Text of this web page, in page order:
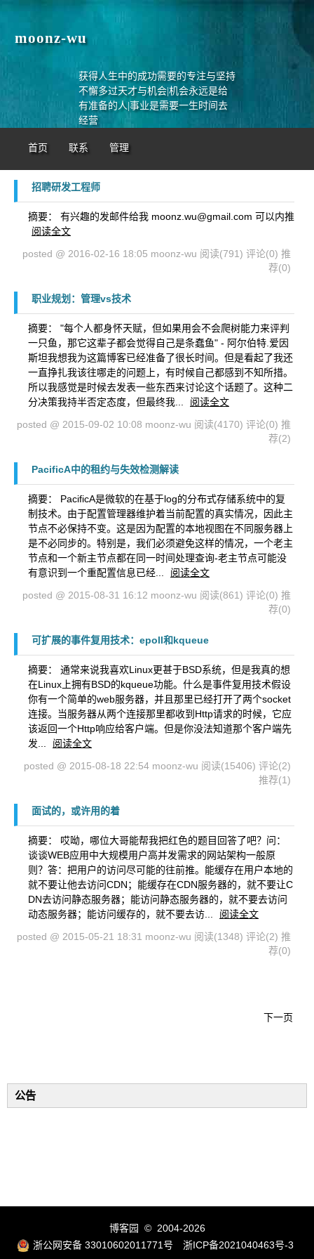
moonz-wu
获得人生中的成功需要的专注与坚持
不懈多过天才与机会|机会永远是给
有准备的人|事业是需要一生时间去
经营
首页 联系 管理
招聘研发工程师
摘要： 有兴趣的发邮件给我 moonz.wu@gmail.com 可以内推
阅读全文
posted @ 2016-02-16 18:05 moonz-wu 阅读(791) 评论(0) 推
荐(0)
职业规划：管理vs技术
摘要： "每个人都身怀天赋，但如果用会不会爬树能力来评判
一只鱼，那它这辈子都会觉得自己是条蠢鱼" - 阿尔伯特.爱因
斯坦我想我为这篇博客已经准备了很长时间。但是看起了我还
一直挣扎我该往哪走的问题上，有时候自己都感到不知所措。
所以我感觉是时候去发表一些东西来讨论这个话题了。这种二
分决策我持半否定态度，但最终我...
阅读全文
posted @ 2015-09-02 10:08 moonz-wu 阅读(4170) 评论(0) 推
荐(2)
PacificA中的租约与失效检测解读
摘要： PacificA是微软的在基于log的分布式存储系统中的复
制技术。由于配置管理器维护着当前配置的真实情况，因此主
节点不必保持不变。这是因为配置的本地视图在不同服务器上
是不必同步的。特别是，我们必须避免这样的情况，一个老主
节点和一个新主节点都在同一时间处理查询-老主节点可能没
有意识到一个重配置信息已经...
阅读全文
posted @ 2015-08-31 16:12 moonz-wu 阅读(861) 评论(0) 推
荐(0)
可扩展的事件复用技术：epoll和kqueue
摘要： 通常来说我喜欢Linux更甚于BSD系统，但是我真的想
在Linux上拥有BSD的kqueue功能。什么是事件复用技术假设
你有一个简单的web服务器，并且那里已经打开了两个socket
连接。当服务器从两个连接那里都收到Http请求的时候，它应
该返回一个Http响应给客户端。但是你没法知道那个客户端先
发...
阅读全文
posted @ 2015-08-18 22:54 moonz-wu 阅读(15406) 评论(2)
推荐(1)
面试的，或许用的着
摘要： 哎呦，哪位大哥能帮我把红色的题目回答了吧？问：
谈谈WEB应用中大规模用户高并发需求的网站架构一般原
则？答：把用户的访问尽可能的往前推。能缓存在用户本地的
就不要让他去访问CDN；能缓存在CDN服务器的，就不要让C
DN去访问静态服务器；能访问静态服务器的，就不要去访问
动态服务器；能访问缓存的，就不要去访...
阅读全文
posted @ 2015-05-21 18:31 moonz-wu 阅读(1348) 评论(2) 推
荐(0)
下一页
公告
博客园
© 2004-2026
浙公网安备 33010602011771号
浙ICP备2021040463号-3